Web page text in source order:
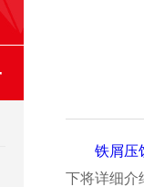
铁屑压
下将详细介